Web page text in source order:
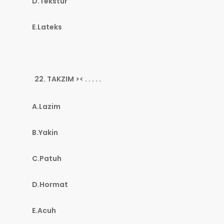
E.Lateks
TAKZIM >< . . . . .
A.Lazim
B.Yakin
C.Patuh
D.Hormat
E.Acuh